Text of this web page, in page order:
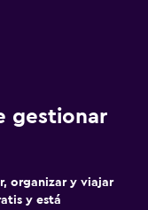
gestionar
organizar y viajar
y está